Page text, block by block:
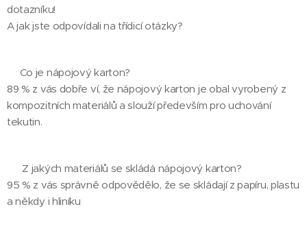
dotazníku!
A jak jste odpovídali na třídicí otázky?
❓Co je nápojový karton?
89 % z vás dobře ví, že nápojový karton je obal vyrobený z
kompozitních materiálů a slouží především pro uchování
tekutin.
❓ Z jakých materiálů se skládá nápojový karton?
95 % z vás správně odpovědělo, že se skládají z papíru, plastu
a někdy i hliníku